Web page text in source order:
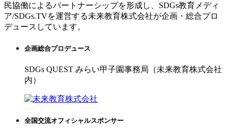
民協働によるパートナーシップを形成し、SDGs教育メディ
ア/SDGs.TVを運営する未来教育株式会社が企画・総合プロ
デュースしています。
企画総合プロデュース
SDGs QUEST みらい甲子園事務局（未来教育株式会社
内）
全国交流オフィシャルスポンサー